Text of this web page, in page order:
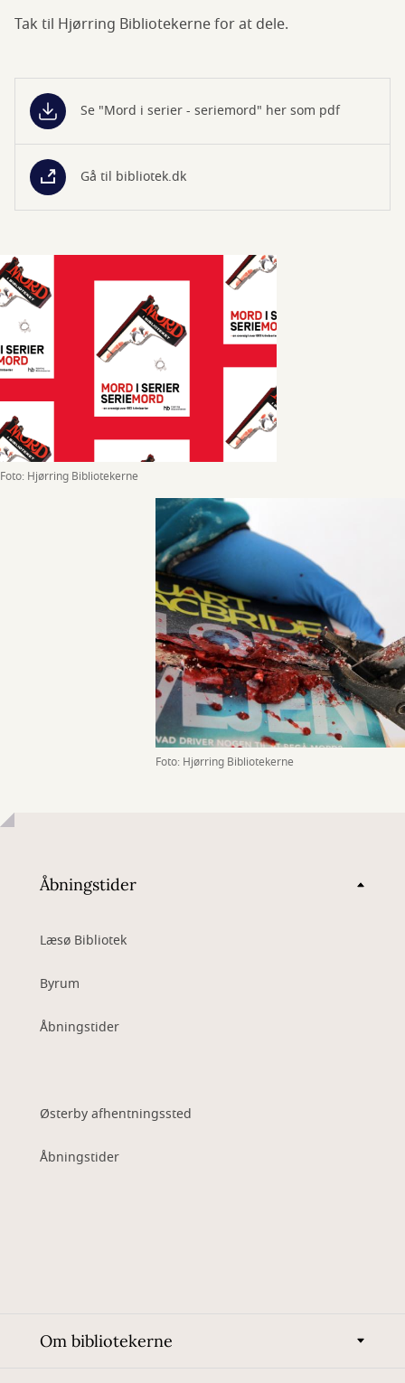
Tak til Hjørring Bibliotekerne for at dele.
Se "Mord i serier - seriemord" her som pdf
Gå til bibliotek.dk
Foto: Hjørring Bibliotekerne
Foto: Hjørring Bibliotekerne
Åbningstider
Læsø Bibliotek
Byrum
Åbningstider
Østerby afhentningssted
Åbningstider
Om bibliotekerne